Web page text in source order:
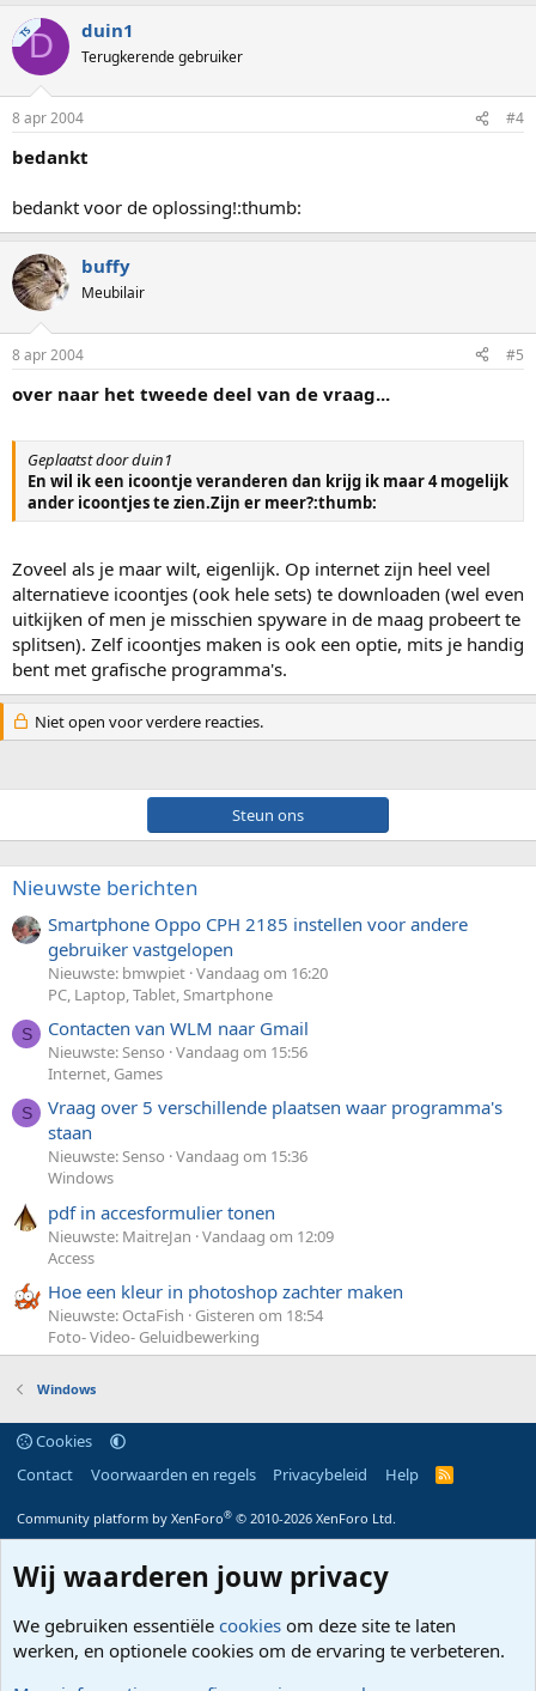
TSD duin1
Terugkerende gebruiker
8 apr 2004 #4
bedankt
bedankt voor de oplossing!:thumb:
buffy
Meubilair
8 apr 2004 #5
over naar het tweede deel van de vraag...
Geplaatst door duin1
En wil ik een icoontje veranderen dan krijg ik maar 4 mogelijk
ander icoontjes te zien.Zijn er meer?:thumb:
Zoveel als je maar wilt, eigenlijk. Op internet zijn heel veel
alternatieve icoontjes (ook hele sets) te downloaden (wel even
uitkijken of men je misschien spyware in de maag probeert te
splitsen). Zelf icoontjes maken is ook een optie, mits je handig
bent met grafische programma's.
Niet open voor verdere reacties.
Steun ons
Nieuwste berichten
Smartphone Oppo CPH 2185 instellen voor andere
gebruiker vastgelopen
Nieuwste: bmwpiet Vandaag om 16:20
PC, Laptop, Tablet, Smartphone
S Contacten van WLM naar Gmail
Nieuwste: Senso Vandaag om 15:56
Internet, Games
S
Vraag over 5 verschillende plaatsen waar programma's
staan
Nieuwste: Senso Vandaag om 15:36
Windows
pdf in accesformulier tonen
Nieuwste: MaitreJan Vandaag om 12:09
Access
Hoe een kleur in photoshop zachter maken
Nieuwste: OctaFish
Gisteren om 18:54
Foto- Video- Geluidbewerking
Windows
Cookies
Contact
Voorwaarden en regels Privacybeleid Help
R
Community platform by XenForo® © 2010-2026 XenForo Ltd.
Wij waarderen jouw privacy
We gebruiken essentiële cookies om deze site te laten
werken, en optionele cookies om de ervaring te verbeteren.